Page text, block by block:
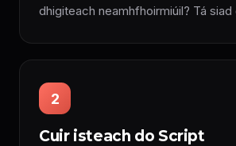
dhigiteach neamhfhoirmiúil? Tá siad
2
Cuir isteach do Script